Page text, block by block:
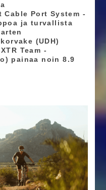
Cable Port System -
ja turvallista
(UDH)
Team -
painaa noin 8.9